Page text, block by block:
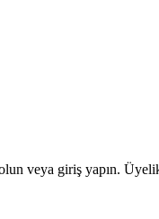
veya giriş yapın.